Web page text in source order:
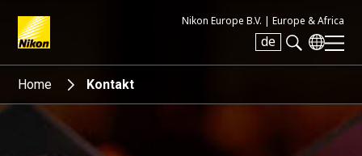
Nikon Europe B.V. | Europe & Africa
de
Search keyword(s)
Home Kontakt